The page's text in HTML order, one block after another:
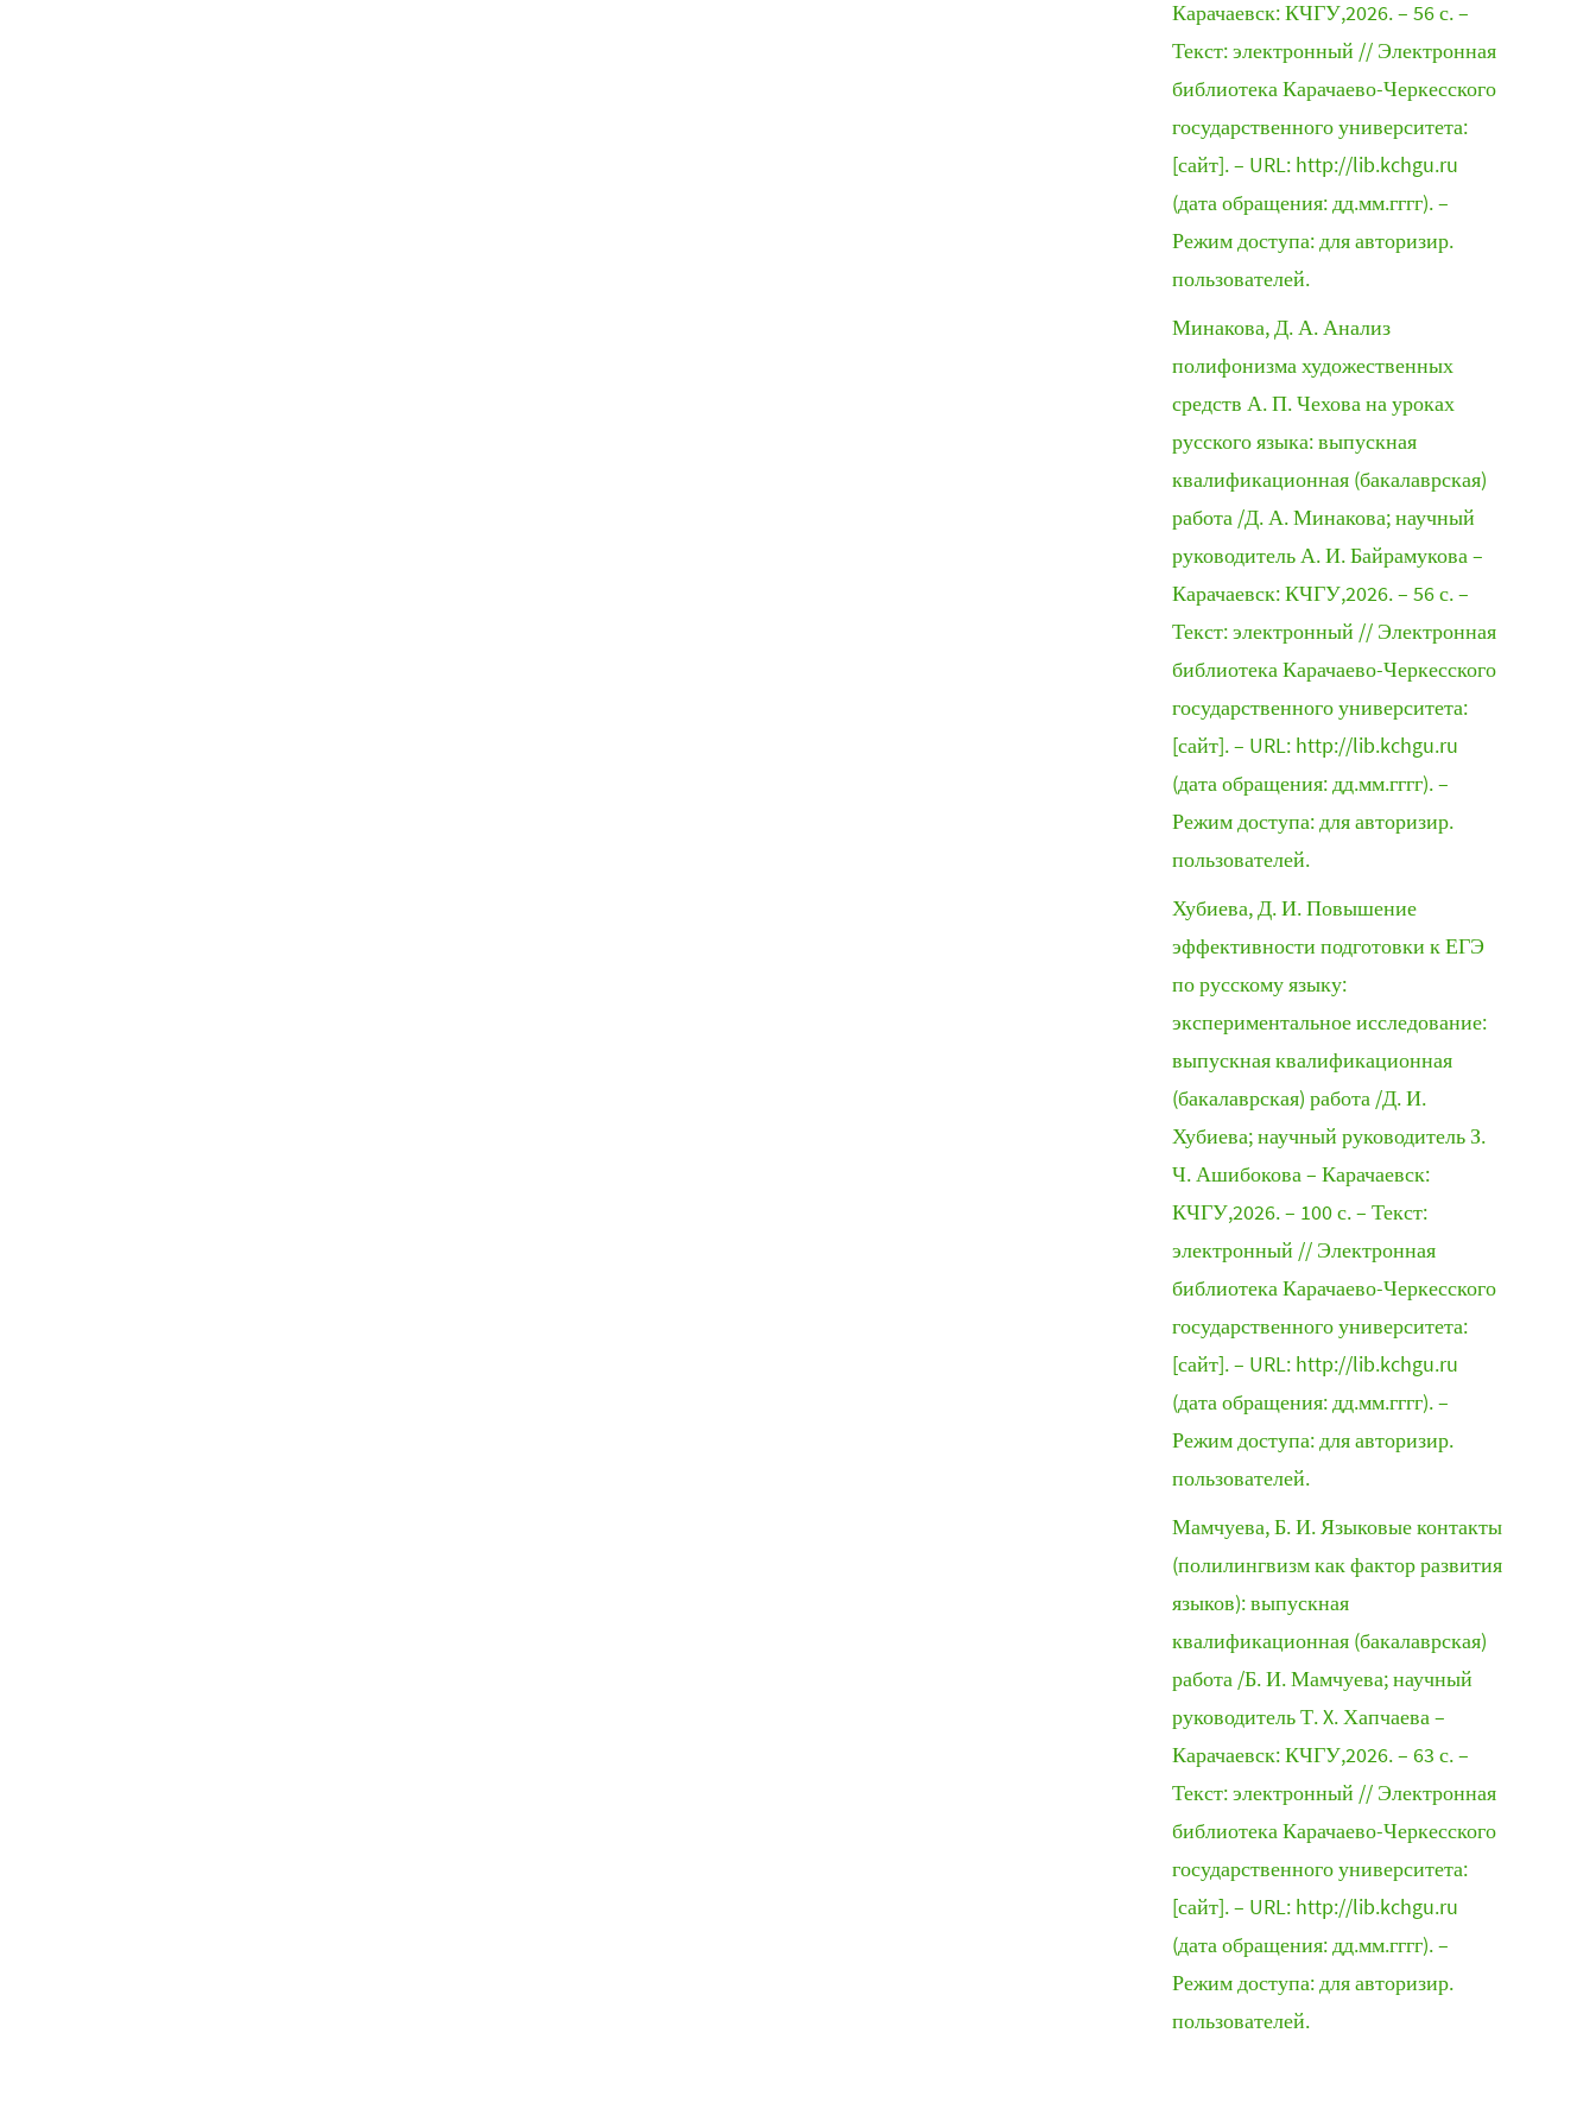
Карачаевск: КЧГУ,2026. – 56 с. –
Текст: электронный // Электронная
библиотека Карачаево-Черкесского
государственного университета:
[сайт]. – URL: http://lib.kchgu.ru
(дата обращения: дд.мм.гггг). –
Режим доступа: для авторизир.
пользователей.
Минакова, Д. А. Анализ
полифонизма художественных
средств А. П. Чехова на уроках
русского языка: выпускная
квалификационная (бакалаврская)
работа /Д. А. Минакова; научный
руководитель А. И. Байрамукова –
Карачаевск: КЧГУ,2026. – 56 с. –
Текст: электронный // Электронная
библиотека Карачаево-Черкесского
государственного университета:
[сайт]. – URL: http://lib.kchgu.ru
(дата обращения: дд.мм.гггг). –
Режим доступа: для авторизир.
пользователей.
Хубиева, Д. И. Повышение
эффективности подготовки к ЕГЭ
по русскому языку:
экспериментальное исследование:
выпускная квалификационная
(бакалаврская) работа /Д. И.
Хубиева; научный руководитель З.
Ч. Ашибокова – Карачаевск:
КЧГУ,2026. – 100 с. – Текст:
электронный // Электронная
библиотека Карачаево-Черкесского
государственного университета:
[сайт]. – URL: http://lib.kchgu.ru
(дата обращения: дд.мм.гггг). –
Режим доступа: для авторизир.
пользователей.
Мамчуева, Б. И. Языковые контакты
(полилингвизм как фактор развития
языков): выпускная
квалификационная (бакалаврская)
работа /Б. И. Мамчуева; научный
руководитель Т. X. Хапчаева –
Карачаевск: КЧГУ,2026. – 63 с. –
Текст: электронный // Электронная
библиотека Карачаево-Черкесского
государственного университета:
[сайт]. – URL: http://lib.kchgu.ru
(дата обращения: дд.мм.гггг). –
Режим доступа: для авторизир.
пользователей.